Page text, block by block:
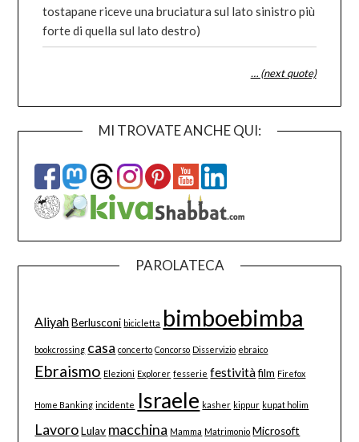
tostapane riceve una bruciatura sul lato sinistro più
forte di quella sul lato destro)
… (next quote)
MI TROVATE ANCHE QUI:
PAROLATECA
Aliyah Berlusconi bicicletta bimboebimba
bookcrossing casa concerto Concorso Disservizio ebraico
Ebraismo Elezioni Explorer fesserie festività film Firefox
Home Banking incidente Israele kasher kippur kupat holim
Lavoro Lulav macchina Mamma Matrimonio Microsoft